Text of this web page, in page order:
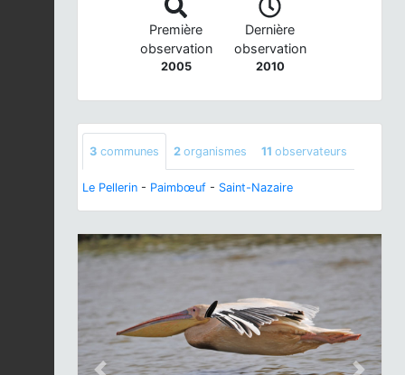
Première
observation
2005
Dernière
observation
2010
3 communes 2 organismes 11 observateurs
Le Pellerin - Paimbœuf - Saint-Nazaire